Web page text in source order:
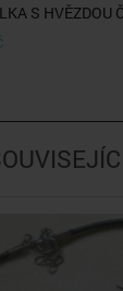
S HVĚZDOU